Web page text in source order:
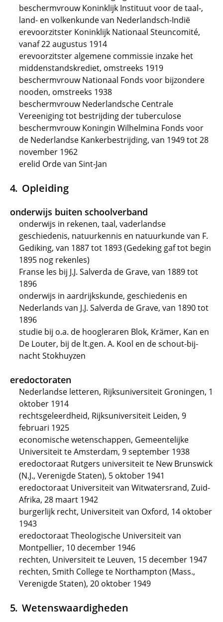
beschermvrouw Koninklijk Instituut voor de taal-,
land- en volkenkunde van Nederlandsch-Indië
erevoorzitster Koninklijk Nationaal Steuncomité,
vanaf 22 augustus 1914
erevoorzitster algemene commissie inzake het
middenstandskrediet, omstreeks 1919
beschermvrouw Nationaal Fonds voor bijzondere
nooden, omstreeks 1938
beschermvrouw Nederlandsche Centrale
Vereeniging tot bestrijding der tuberculose
beschermvrouw Koningin Wilhelmina Fonds voor
de Nederlandse Kankerbestrijding, van 1949 tot 28
november 1962
erelid Orde van Sint-Jan
Opleiding
onderwijs buiten schoolverband
onderwijs in rekenen, taal, vaderlandse
geschiedenis, natuurkennis en natuurkunde van F.
Gediking, van 1887 tot 1893 (Gedeking gaf tot begin
1895 nog rekenles)
Franse les bij J.J. Salverda de Grave, van 1889 tot
1896
onderwijs in aardrijkskunde, geschiedenis en
Nederlands van J.J. Salverda de Grave, van 1890 tot
1896
studie bij o.a. de hoogleraren Blok, Krämer, Kan en
De Louter, bij de lt.gen. A. Kool en de schout-bij-
nacht Stokhuyzen
eredoctoraten
Nederlandse letteren, Rijksuniversiteit Groningen, 1
oktober 1914
rechtsgeleerdheid, Rijksuniversiteit Leiden, 9
februari 1925
economische wetenschappen, Gemeentelijke
Universiteit te Amsterdam, 9 september 1938
eredoctoraat Rutgers universiteit te New Brunswick
(N.J., Verenigde Staten), 5 oktober 1941
eredoctoraat Universiteit van Witwatersrand, Zuid-
Afrika, 28 maart 1942
burgerlijk recht, Universiteit van Oxford, 14 oktober
1943
eredoctoraat Theologische Universiteit van
Montpellier, 10 december 1946
rechten, Universiteit te Leuven, 15 december 1947
rechten, Smith College te Northampton (Mass.,
Verenigde Staten), 20 oktober 1949
Wetenswaardigheden